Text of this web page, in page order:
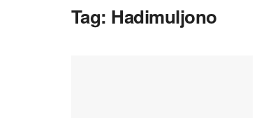
Tag: Hadimuljono